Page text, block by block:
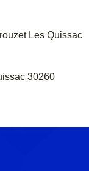
Les Quissac
30260